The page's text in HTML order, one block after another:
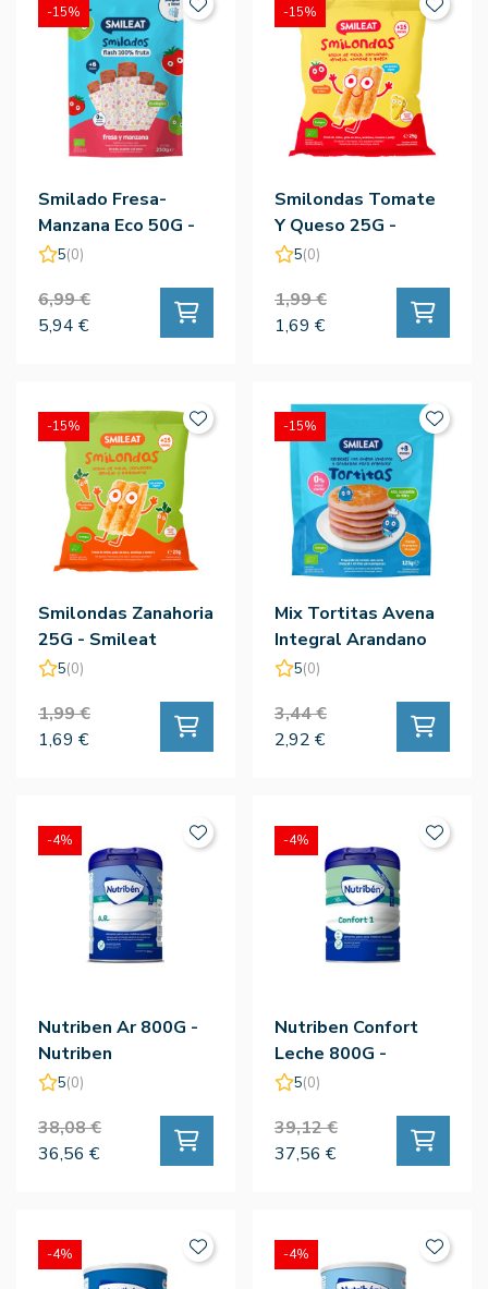
Smilado Fresa-
Manzana Eco 50G -
Smileat
5(0)
6,99 €
5,94 €
-15%
Smilondas Tomate
Y Queso 25G -
Smileat
5(0)
1,99 €
1,69 €
-15%
Smilondas Zanahoria
25G - Smileat
5(0)
1,99 €
1,69 €
-15%
Mix Tortitas Avena
Integral Arandano
Eco 125G - Smileat
5(0)
3,44 €
2,92 €
-15%
Nutriben Ar 800G -
Nutriben
5(0)
38,08 €
36,56 €
-4%
Nutriben Confort
Leche 800G -
Nutriben
5(0)
39,12 €
37,56 €
-4%
-4% -4%